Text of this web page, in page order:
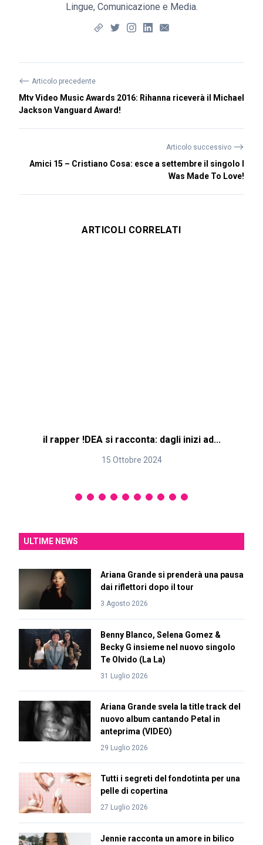
Lingue, Comunicazione e Media.
⟵ Articolo precedente
Mtv Video Music Awards 2016: Rihanna riceverà il Michael
Jackson Vanguard Award!
Articolo successivo ⟶
Amici 15 – Cristiano Cosa: esce a settembre il singolo I
Was Made To Love!
ARTICOLI CORRELATI
il rapper !DEA si racconta: dagli inizi ad...
15 Ottobre 2024
ULTIME NEWS
Ariana Grande si prenderà una pausa
dai riflettori dopo il tour
3 Agosto 2026
Benny Blanco, Selena Gomez &
Becky G insieme nel nuovo singolo
Te Olvido (La La)
31 Luglio 2026
Ariana Grande svela la title track del
nuovo album cantando Petal in
anteprima (VIDEO)
29 Luglio 2026
Tutti i segreti del fondotinta per una
pelle di copertina
27 Luglio 2026
Jennie racconta un amore in bilico